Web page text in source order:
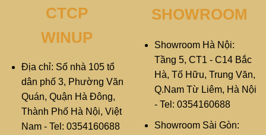
CTCP
WINUP
Địa chỉ: Số nhà 105 tổ
dân phố 3, Phường Văn
Quán, Quận Hà Đông,
Thành Phố Hà Nội, Việt
Nam - Tel: 0354160688
SHOWROOM
Showroom Hà Nội:
Tầng 5, CT1 - C14 Bắc
Hà, Tố Hữu, Trung Văn,
Q.Nam Từ Liêm, Hà Nội
- Tel: 0354160688
Showroom Sài Gòn: